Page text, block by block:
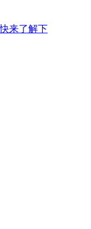
来了解下